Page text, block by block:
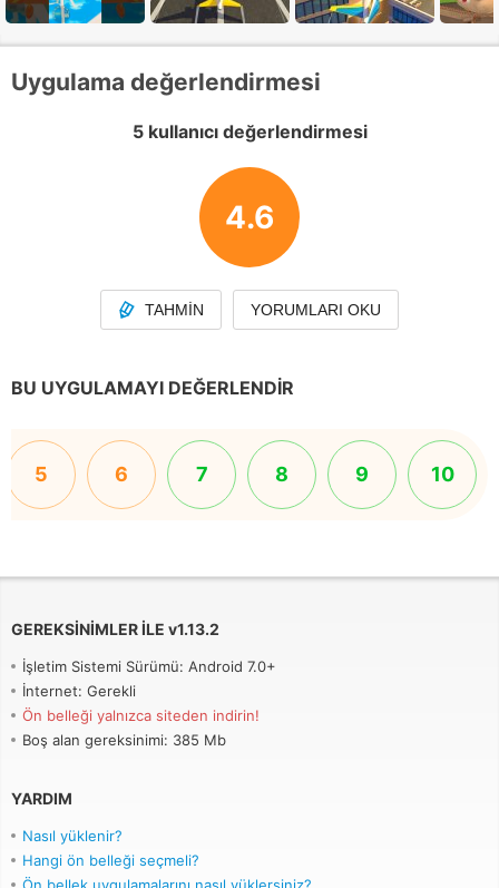
Uygulama değerlendirmesi
5 kullanıcı değerlendirmesi
4.6
TAHMIN YORUMLARI OKU
BU UYGULAMAYI DEĞERLENDIR
5 6 7 8 9 10
GEREKSINIMLER ILE v1.13.2
İşletim Sistemi Sürümü: Android 7.0+
İnternet: Gerekli
Ön belleği yalnızca siteden indirin!
Boş alan gereksinimi: 385 Mb
YARDIM
Nasıl yüklenir?
Hangi ön belleği seçmeli?